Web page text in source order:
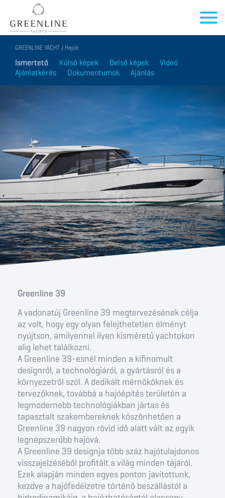
GREENLINE YACHT / Hajók
Ismertető Külső képek Belső képek
Videó
Ajánlatkérés
Dokumentumok Ajánlás
Greenline 39
A vadonatúj Greenline 39 megtervezésének célja
az volt, hogy egy olyan felejthetetlen élményt
nyújtson, amilyennel ilyen kisméretű yachtokon
alig lehet találkozni.
A Greenline 39-esnél minden a kifinomult
designról, a technológiáról, a gyártásról és a
környezetről szól. A dedikált mérnököknek és
tervezőknek, továbbá a hajóépítés területén a
legmodernebb technológiákban jártas és
tapasztalt szakembereknek köszönhetően a
Greenline 39 nagyon rövid idő alatt vált az egyik
legnépszerűbb hajóvá.
A Greenline 39 designja több száz hajótulajdonos
visszajelzéséből profitált a világ minden tájáról.
Ezek alapján minden egyes ponton javítottunk,
kezdve a hajófedélzetre történő beszállástól a